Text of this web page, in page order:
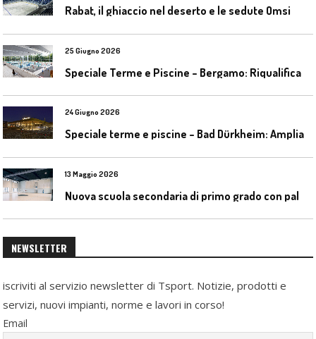
Rabat, il ghiaccio nel deserto e le sedute Omsi
25 Giugno 2026
24 Giugno 2026
13 Maggio 2026
NEWSLETTER
iscriviti al servizio newsletter di Tsport. Notizie, prodotti e
servizi, nuovi impianti, norme e lavori in corso!
Email